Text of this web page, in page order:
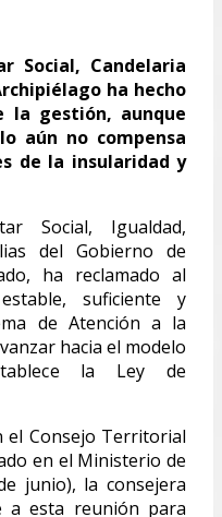
Social, Candelaria
ha hecho
gestión, aunque
aún no compensa
de la insularidad y
Social, Igualdad,
del Gobierno de
ha reclamado al
suficiente y
de Atención a la
hacia el modelo
la Ley de
el Consejo Territorial
en el Ministerio de
junio), la consejera
a esta reunión para